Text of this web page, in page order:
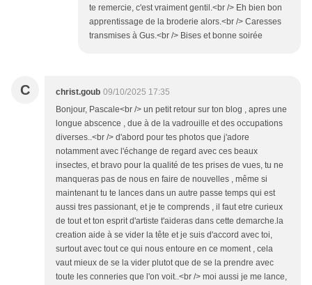
te remercie, c'est vraiment gentil.<br /> Eh bien bon
apprentissage de la broderie alors.<br /> Caresses
transmises à Gus.<br /> Bises et bonne soirée
C christ.goub 09/10/2025 17:35
Bonjour, Pascale<br /> un petit retour sur ton blog , apres une
longue abscence , due à de la vadrouille et des occupations
diverses..<br /> d'abord pour tes photos que j'adore
notamment avec l'échange de regard avec ces beaux
insectes, et bravo pour la qualité de tes prises de vues, tu ne
manqueras pas de nous en faire de nouvelles , même si
maintenant tu te lances dans un autre passe temps qui est
aussi tres passionant, et je te comprends , il faut etre curieux
de tout et ton esprit d'artiste t'aideras dans cette demarche.la
creation aide à se vider la tête et je suis d'accord avec toi,
surtout avec tout ce qui nous entoure en ce moment , cela
vaut mieux de se la vider plutot que de se la prendre avec
toute les conneries que l'on voit..<br /> moi aussi je me lance,